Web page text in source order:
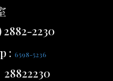
2882-2230
: 6598-5236